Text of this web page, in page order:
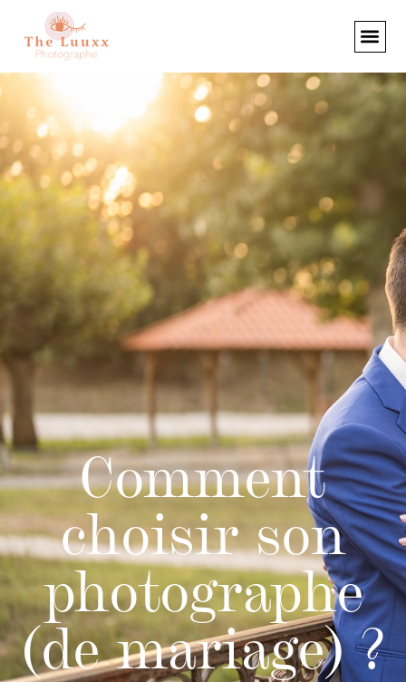
Comment
choisir son
photographe
(de mariage) ?